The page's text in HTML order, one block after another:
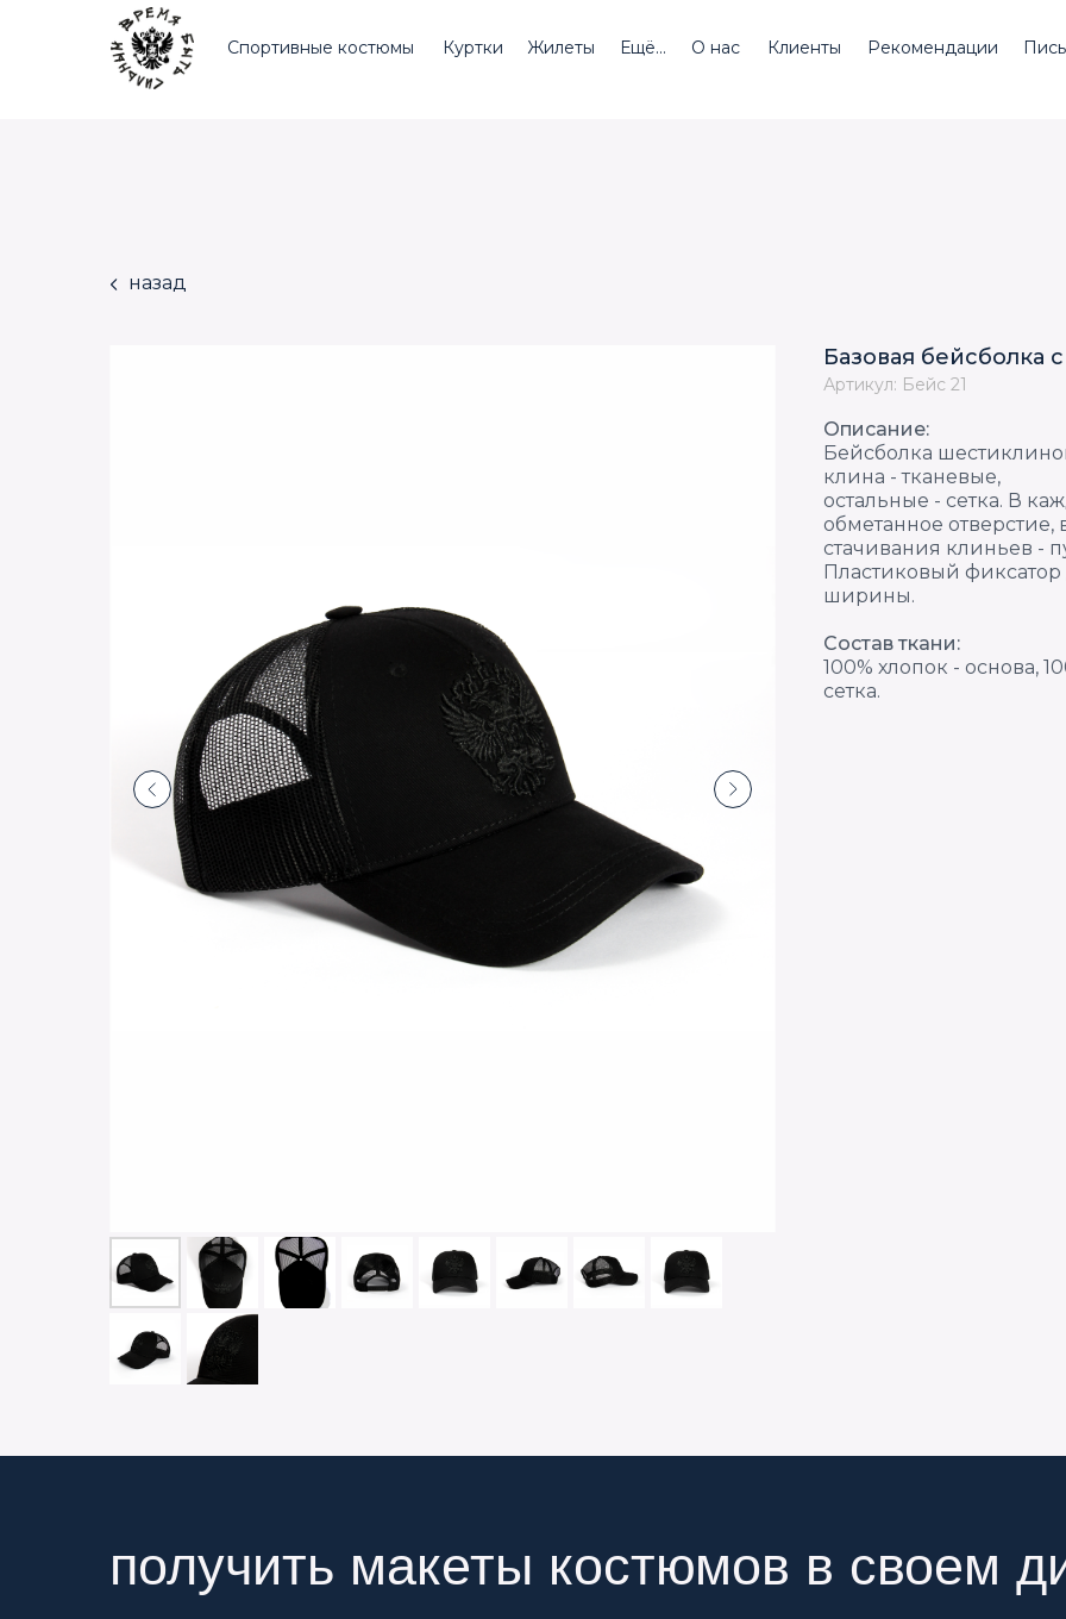
Спортивные костюмы Куртки Жилеты Ещё... О нас Клиенты Рекомендации
назад
Базовая бейсболка
Артикул: Бейс 21
Описание:
Бейсболка
клина - тканевые,
остальные - сетка. В
обметанное отверстие,
стачивания клиньев -
Пластиковый
ширины.
Состав ткани:
100% хлопок - основа,
сетка.
получить макеты костюмов в своем